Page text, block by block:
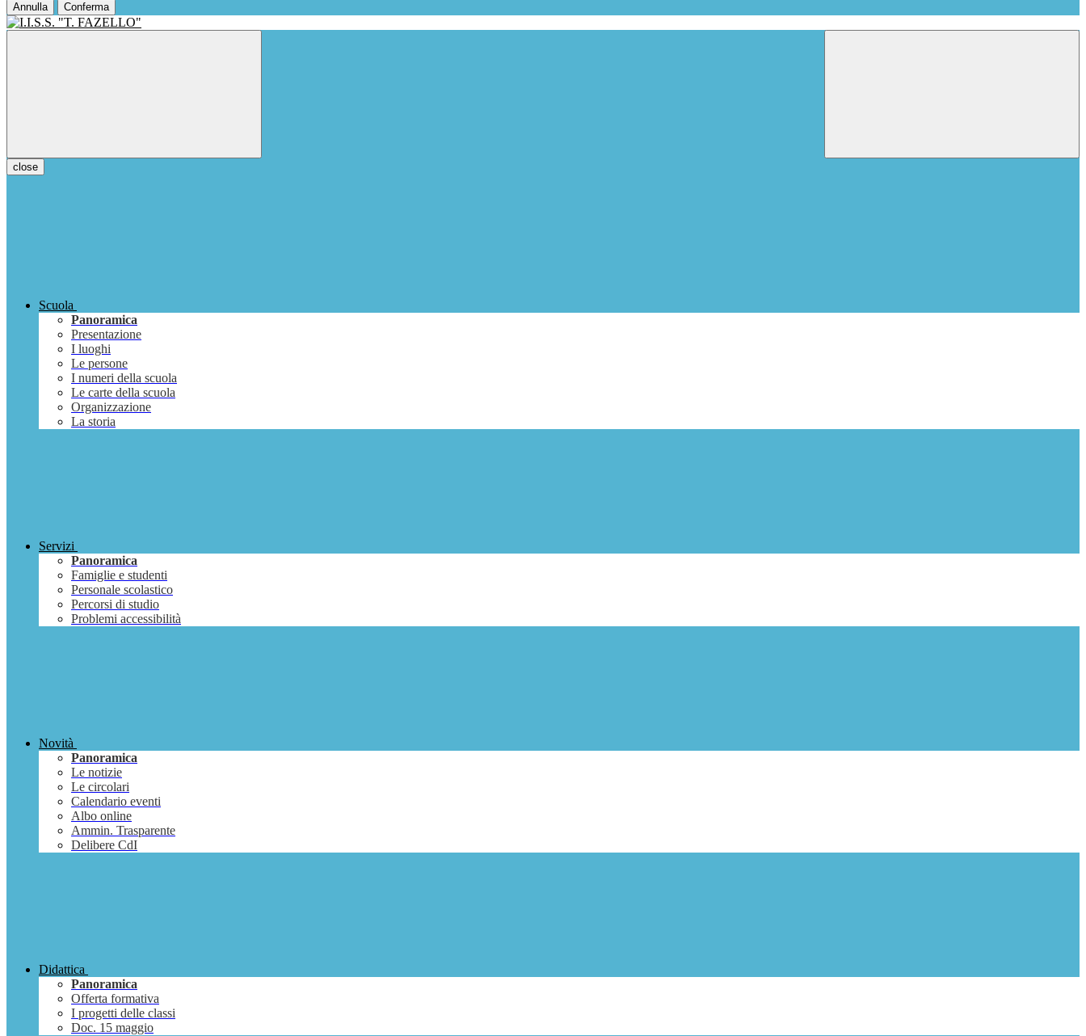
Annulla Conferma
close
Scuola
Panoramica
Presentazione
I luoghi
Le persone
I numeri della scuola
Le carte della scuola
Organizzazione
La storia
Servizi
Panoramica
Famiglie e studenti
Personale scolastico
Percorsi di studio
Problemi accessibilità
Novità
Panoramica
Le notizie
Le circolari
Calendario eventi
Albo online
Ammin. Trasparente
Delibere CdI
Didattica
Panoramica
Offerta formativa
I progetti delle classi
Doc. 15 maggio